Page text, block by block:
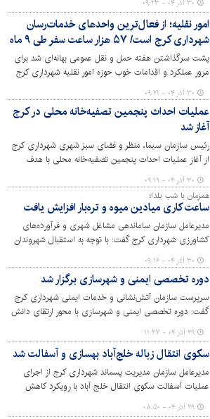
۳۰ آذر ۰۴ - ۰۹:۲۳
امور نقلیه؛ از فعال‌ترین واحدهای خدمات‌رسان
شهرداری کرج است/ ۵۷ هزار ساعت سفر طی ۹ ماه
پشت سرگذاشتن هفته حمل و نقل عمومی بهانه‌ای شد برای
مرور عملکرد و اقدامات خوب حوزه امور نقلیه شهرداری کرج
که به عنوان واحدی فعال و منظم، نقش بسزایی در پشتیبانی
از واحدهای مختلف شهرداری جهت خدمات رسانی به
شهروندان ایفا می‌کند.
۳۰ آذر ۰۴ - ۰۹:۲۱
عملیات احداث پنجمین تصفیه‌خانه محلی در کرج
آغاز شد
رئیس سازمان سیما، منظر و فضای سبز شهری شهرداری کرج
از آغاز عملیات احداث پنجمین تصفیه‌خانه محلی با هدف
تامین آب خام در بلوار ناصربخت خبر داد.
۳۰ آذر ۰۴ - ۰۹:۱۹
همزمان با شب یلدا؛
ساعت کاری میادین میوه و تره‌بار افزایش یافت
مدیرعامل سازمان ساماندهی مشاغل شهری و فرآورده‌های
کشاورزی شهرداری کرج گفت: با توجه به استقبال شهروندان
کرجی برای خرید از میادین و بازارهای میوه و تره‌بار شهر کرج
و با توجه به فرارسیدن شب یلدا، ساعات کاری بازارهای میوه و
تره‌بار افزایش یافت.
۳۰ آذر ۰۴ - ۰۹:۱۶
دوره تخصصی ایمنی و شهرسازی برگزار شد
سرپرست سازمان آتش‌نشانی و خدمات ایمنی شهرداری کرج
گفت: دوره تخصصی ایمنی و شهرسازی با محور ارتقای دانش
کارشناسان دفاتر فنی مناطق ۱۰گانه شهرداری کرج برگزار شد.
۲۹ آذر ۰۴ - ۱۱:۲۷
سکوی انتقال زباله خلج‌آباد بهسازی و آسفالت شد
مدیرعامل سازمان مدیریت پسماند شهرداری کرج از اجرای
عملیات آسفالت سکوی انتقال خلج آباد با رویکرد کاهش
مخاطرات زیست محیطی خبر داد.
۲۹ آذر ۰۴ - ۰۸:۵۰